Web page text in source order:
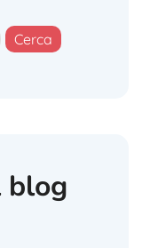
Cerca
blog